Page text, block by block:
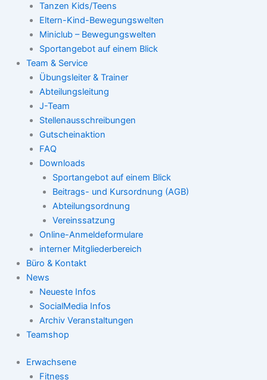
Tanzen Kids/Teens
Eltern-Kind-Bewegungswelten
Miniclub – Bewegungswelten
Sportangebot auf einem Blick
Team & Service
Übungsleiter & Trainer
Abteilungsleitung
J-Team
Stellenausschreibungen
Gutscheinaktion
FAQ
Downloads
Sportangebot auf einem Blick
Beitrags- und Kursordnung (AGB)
Abteilungsordnung
Vereinssatzung
Online-Anmeldeformulare
interner Mitgliederbereich
Büro & Kontakt
News
Neueste Infos
SocialMedia Infos
Archiv Veranstaltungen
Teamshop
Erwachsene
Fitness